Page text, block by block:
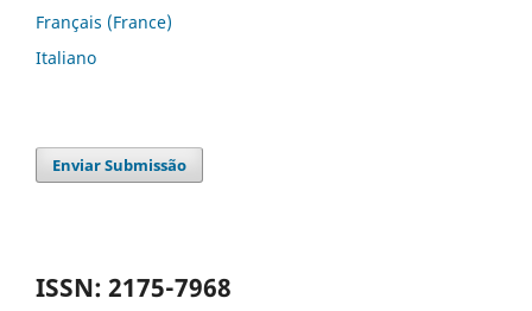
Français (France)
Italiano
Enviar Submissão
ISSN: 2175-7968